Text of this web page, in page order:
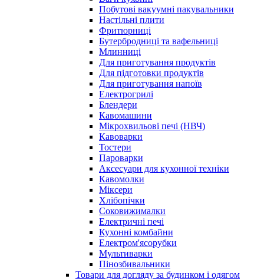
Побутові вакуумні пакувальники
Настільні плити
Фритюрниці
Бутербродниці та вафельниці
Млинниці
Для приготування продуктів
Для підготовки продуктів
Для приготування напоїв
Електрогрилі
Блендери
Кавомашини
Мікрохвильові печі (НВЧ)
Кавоварки
Тостери
Пароварки
Аксесуари для кухонної техніки
Кавомолки
Міксери
Хлібопічки
Соковижималки
Електричні печі
Кухонні комбайни
Електром'ясорубки
Мультиварки
Пінозбивальники
Товари для догляду за будинком і одягом